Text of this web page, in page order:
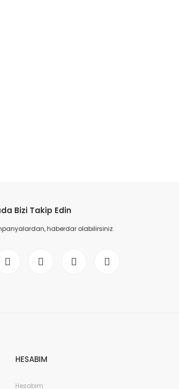
Bizi Takip Edin
haberdar olabilirsiniz.
HESABIM
Hesabım